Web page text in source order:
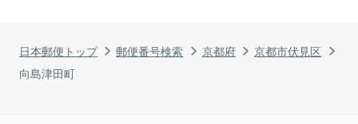
日本郵便トップ 郵便番号検索 京都府
京都市伏見区
向島津田町